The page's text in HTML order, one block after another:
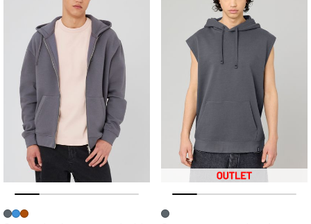
Image précédente
Image suivante
Image précédente
Image suivante